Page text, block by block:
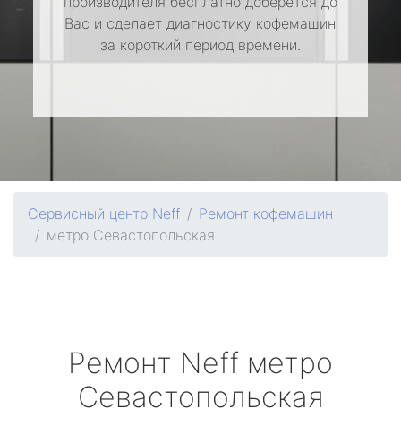
Вас и сделает диагностику кофемашин
за короткий период времени.
Сервисный центр Neff
Ремонт кофемашин
метро Севастопольская
Ремонт Neff метро
Севастопольская